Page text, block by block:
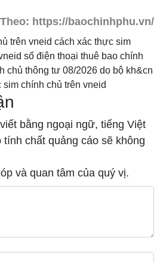
Theo: https://baochinhphu.vn/
trên vneid cách xác thực sim
số điện thoại thuê bao chính
chủ thông tư 08/2026 do bộ kh&cn
chính chủ trên vneid
bằng ngoại ngữ, tiếng Việt
tính chất quảng cáo sẽ không
và quan tâm của quý vị.